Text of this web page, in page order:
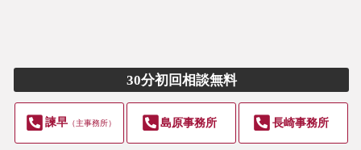
真法会）
平成元年4月
最高裁判所司法修習生採用
（４３期司法修習生）
30分初回相談無料
諫早（主事務所） 島原事務所 長崎事務所